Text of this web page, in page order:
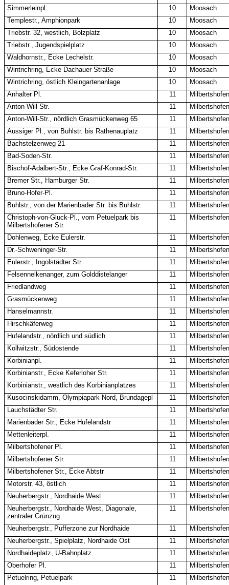
Simmerleinpl.
10
Moosach
Templestr., Amphionpark
10
Moosach
Triebstr. 32, westlich, Bolzplatz
10
Moosach
Triebstr., Jugendspielplatz
10
Moosach
Waldhornstr., Ecke Lechelstr.
10
Moosach
Wintrichring, Ecke Dachauer Straße
10
Moosach
Wintrichring, östlich Kleingartenanlage
10
Moosach
Anhalter Pl.
11
Anton-Will-Str.
11
Anton-Will-Str., nördlich Grasmückenweg 65
11
Aussiger Pl., von Buhlstr. bis Rathenauplatz
11
Bachstelzenweg 21
11
Bad-Soden-Str.
11
Bischof-Adalbert-Str., Ecke Graf-Konrad-Str.
11
Bremer Str., Hamburger Str.
11
Bruno-Hofer-Pl.
11
Buhlstr., von der Marienbader Str. bis Buhlstr.
11
Christoph-von-Gluck-Pl., vom Petuelpark bis
Milbertshofener Str.
11
Dohlenweg, Ecke Eulerstr. 11
Dr.-Schweninger-Str.
11
Eulerstr., Ingolstädter Str.
11
Felsennelkenanger, zum Golddistelanger
11
Friedlandweg
11
Grasmückenweg
11
Hanselmannstr.
11
Hirschkäferweg
11
Hufelandstr., nördlich und südlich
11
Kollwitzstr., Südostende
11
Korbinianpl.
11
Korbinianstr., Ecke Keferloher Str.
11
Korbinianstr., westlich des Korbinianplatzes
11
Kusocinskidamm, Olympiapark Nord, Brundagepl
11
Lauchstädter Str.
11
Marienbader Str., Ecke Hufelandstr
11
Mettenleiterpl.
11
Milbertshofener Pl.
11
Milbertshofener Str.
11
Milbertshofener Str., Ecke Abtstr
11
Motorstr. 43, östlich
11
Neuherbergstr., Nordhaide West
11
Neuherbergstr., Nordhaide West, Diagonale,
zentraler Grünzug
11
Neuherbergstr., Pufferzone zur Nordhaide 11
Neuherbergstr., Spielplatz, Nordhaide Ost
11
Nordhaideplatz, U-Bahnplatz
11
Oberhofer Pl.
11
Petuelring, Petuelpark
11